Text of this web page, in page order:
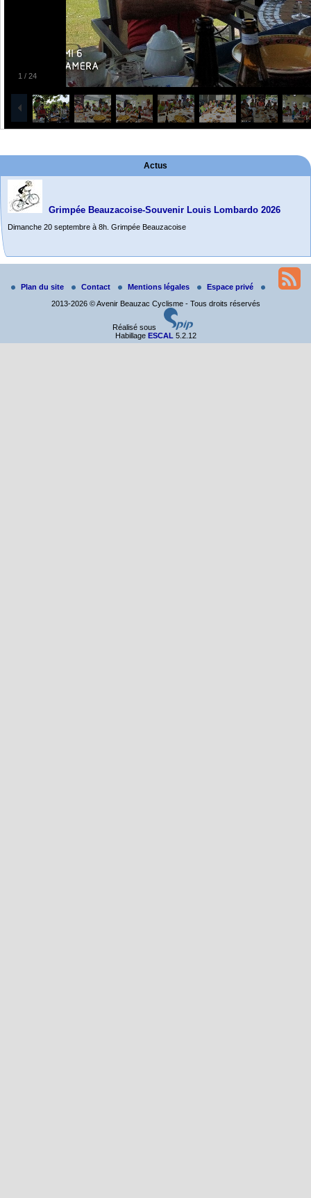
1 / 24
Actus
Randonnée itinérante dans l’Aveyron.
Salut à tous,
j’ai planché sur le parcours de notre (…)
Plan du site Contact Mentions légales
Espace privé
2013-2026 © Avenir Beauzac Cyclisme - Tous droits réservés
Réalisé sous
Habillage ESCAL 5.2.12